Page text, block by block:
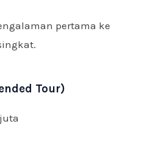
pertama ke
Tour)